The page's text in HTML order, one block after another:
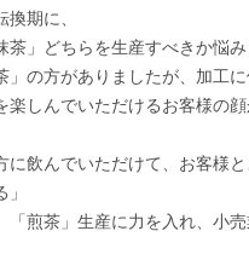
期に、
茶」どちらを生産すべきか悩み
」の方がありましたが、加工
楽しんでいただけるお客様の
に飲んでいただけて、お客様
「煎茶」生産に力を入れ、小